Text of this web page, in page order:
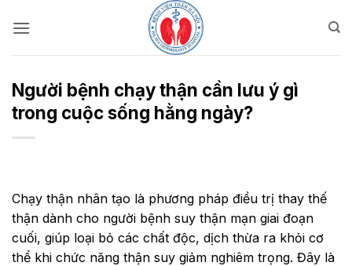
qua
Người bệnh chạy thận cần lưu ý gì
trong cuộc sống hằng ngày?
Chạy thận nhân tạo là phương pháp điều trị thay thế
thận dành cho người bệnh suy thận mạn giai đoạn
cuối, giúp loại bỏ các chất độc, dịch thừa ra khỏi cơ
thể khi chức năng thận suy giảm nghiêm trọng. Đây là